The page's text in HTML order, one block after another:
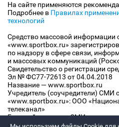
На сайте применяются
Подробнее в Правилах
технологий
Средство массовой информации
«www.sportbox.ru»
по надзору в сфере связи,
и массовых коммуникаций
Свидетельство о регистрации
Эл № ФС77-72613 от 04.04.2018
Название — www.sportbox.ru
Учредитель (соучредители) СМИ
«www.sportbox.ru»: ООО
телеканал»
Главный редактор СМИ сетевого
Конов В.А.